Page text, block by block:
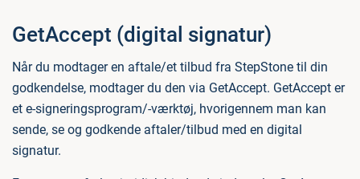
GetAccept (digital signatur)
Når du modtager en aftale/et tilbud fra StepStone til din
godkendelse, modtager du den via GetAccept. GetAccept er
et e-signeringsprogram/-værktøj, hvorigennem man kan
sende, se og godkende aftaler/tilbud med en digital
signatur.